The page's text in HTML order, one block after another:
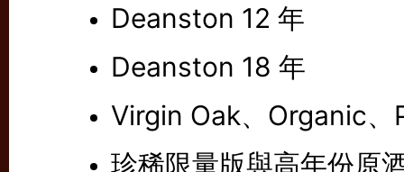
Deanston 12 年
Deanston 18 年
Virgin Oak、Organic、
珍稀限量版與高年份原